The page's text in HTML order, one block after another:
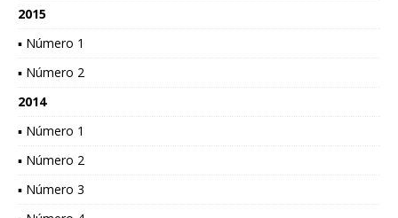
2015
▪ Número 1
▪ Número 2
2014
▪ Número 1
▪ Número 2
▪ Número 3